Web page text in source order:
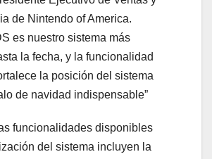
de Nintendo of America.
es nuestro sistema más
la fecha, y la funcionalidad
la posición del sistema
de navidad indispensable”
funcionalidades disponibles
del sistema incluyen la